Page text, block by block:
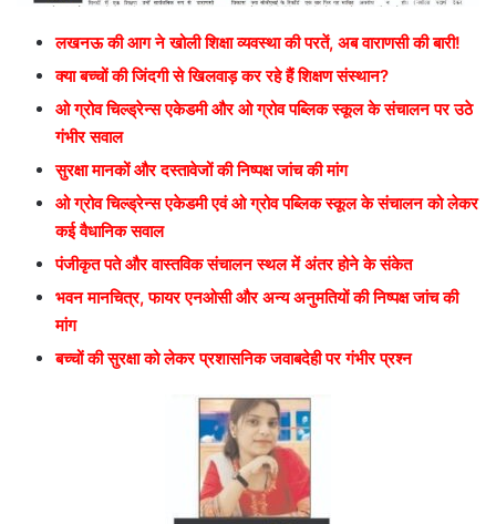
लखनऊ की आग ने खोली शिक्षा व्यवस्था की परतें, अब वाराणसी की बारी!
क्या बच्चों की जिंदगी से खिलवाड़ कर रहे हैं शिक्षण संस्थान?
ओ ग्रोव चिल्ड्रेन्स एकेडमी और ओ ग्रोव पब्लिक स्कूल के संचालन पर उठे
गंभीर सवाल
सुरक्षा मानकों और दस्तावेजों की निष्पक्ष जांच की मांग
ओ ग्रोव चिल्ड्रेन्स एकेडमी एवं ओ ग्रोव पब्लिक स्कूल के संचालन को लेकर
कई वैधानिक सवाल
पंजीकृत पते और वास्तविक संचालन स्थल में अंतर होने के संकेत
भवन मानचित्र, फायर एनओसी और अन्य अनुमतियों की निष्पक्ष जांच की
मांग
बच्चों की सुरक्षा को लेकर प्रशासनिक जवाबदेही पर गंभीर प्रश्न